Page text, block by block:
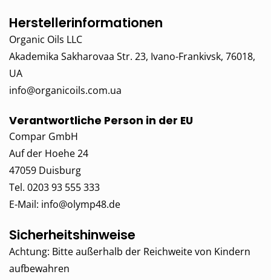
Herstellerinformationen
Organic Oils LLC
Akademika Sakharovaa Str. 23, Ivano-Frankivsk, 76018,
UA
info@organicoils.com.ua
Verantwortliche Person in der EU
Compar GmbH
Auf der Hoehe 24
47059 Duisburg
Tel. 0203 93 555 333
E-Mail: info@olymp48.de
Sicherheitshinweise
Achtung: Bitte außerhalb der Reichweite von Kindern
aufbewahren